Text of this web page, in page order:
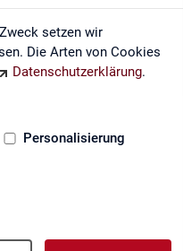
setzen wir
Die Arten von Cookies
Datenschutzerklärung.
Personalisierung